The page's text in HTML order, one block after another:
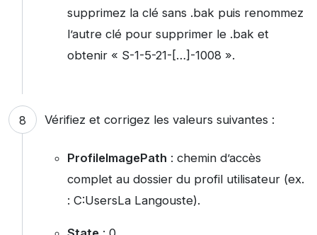
supprimez la clé sans .bak puis renommez
l’autre clé pour supprimer le .bak et
obtenir « S-1-5-21-[…]-1008 ».
Vérifiez et corrigez les valeurs suivantes :
ProfileImagePath : chemin d’accès
complet au dossier du profil utilisateur (ex.
: C:UsersLa Langouste).